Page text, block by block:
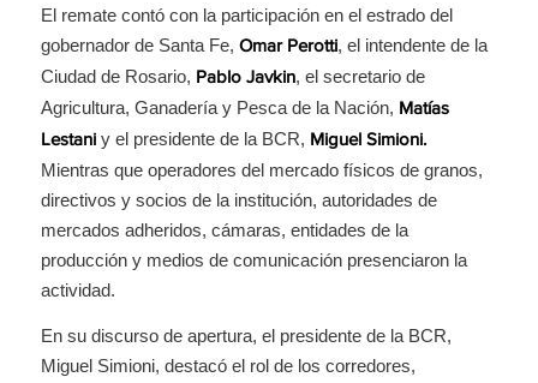
El remate contó con la participación en el estrado del
gobernador de Santa Fe, Omar Perotti, el intendente de la
Ciudad de Rosario, Pablo Javkin, el secretario de
Agricultura, Ganadería y Pesca de la Nación, Matías
Lestaniy el presidente de la BCR, Miguel Simioni.
Mientras que operadores del mercado físicos de granos,
directivos y socios de la institución, autoridades de
mercados adheridos, cámaras, entidades de la
producción y medios de comunicación presenciaron la
actividad.
En su discurso de apertura, el presidente de la BCR,
Miguel Simioni, destacó el rol de los corredores,